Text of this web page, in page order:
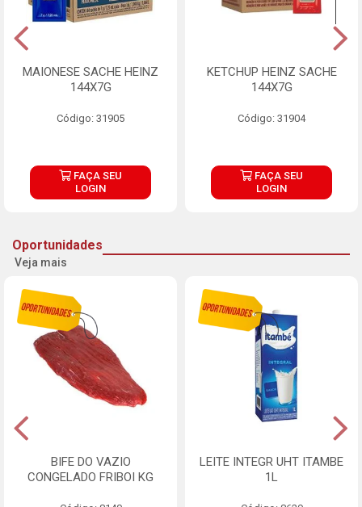
MAIONESE SACHE HEINZ
144X7G
Código: 31905
FAÇA SEU
LOGIN
KETCHUP HEINZ SACHE
144X7G
Código: 31904
FAÇA SEU
LOGIN
Oportunidades
Veja mais
BIFE DO VAZIO
CONGELADO FRIBOI KG
LEITE INTEGR UHT ITAMBE
1L